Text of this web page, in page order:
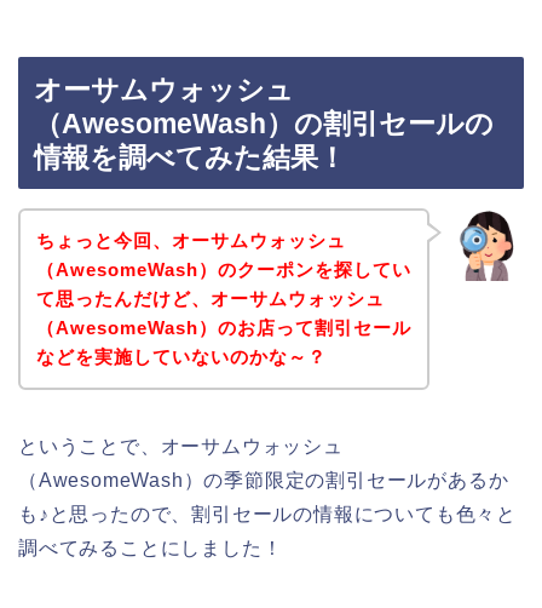
オーサムウォッシュ
（AwesomeWash）の割引セールの
情報を調べてみた結果！
ちょっと今回、オーサムウォッシュ
（AwesomeWash）のクーポンを探してい
て思ったんだけど、オーサムウォッシュ
（AwesomeWash）のお店って割引セール
などを実施していないのかな～？
ということで、オーサムウォッシュ
（AwesomeWash）の季節限定の割引セールがあるか
も♪と思ったので、割引セールの情報についても色々と
調べてみることにしました！